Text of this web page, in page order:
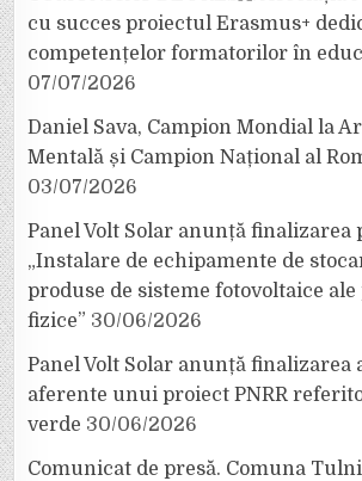
cu succes proiectul Erasmus+
competențelor formatorilor în
07/07/2026
Daniel Sava, Campion Mondial la
Mentală și Campion Național al
03/07/2026
Panel Volt Solar anunță
„Instalare de echipamente de
produse de sisteme fotovoltaice
fizice” 30/06/2026
Panel Volt Solar anunță
aferente unui proiect PNRR
verde 30/06/2026
Comunicat de presă. Comuna